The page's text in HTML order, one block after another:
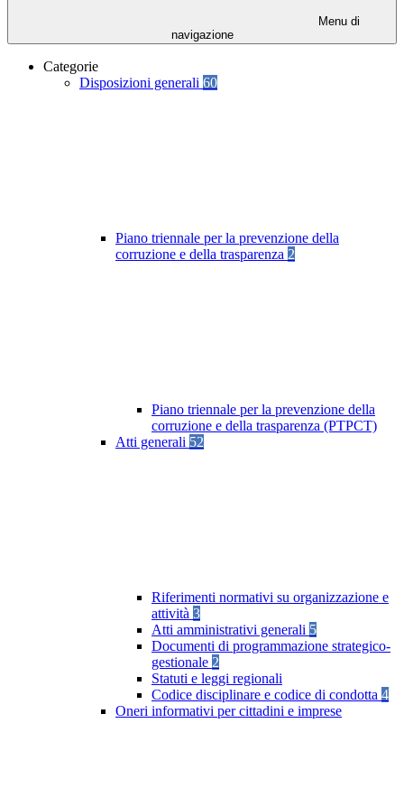
Menu di
navigazione
Categorie
Disposizioni generali 60
Piano triennale per la prevenzione della
corruzione e della trasparenza 2
Piano triennale per la prevenzione della
corruzione e della trasparenza (PTPCT)
Atti generali 52
Riferimenti normativi su organizzazione e
attività 3
Atti amministrativi generali 5
Documenti di programmazione strategico-
gestionale 2
Statuti e leggi regionali
Codice disciplinare e codice di condotta 4
Oneri informativi per cittadini e imprese